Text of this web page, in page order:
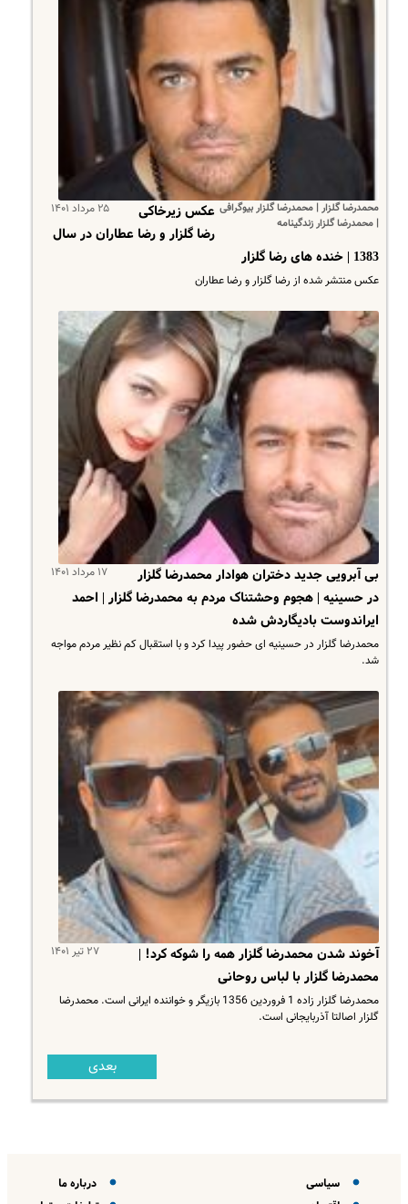
محمدرضا گلزار | محمدرضا گلزار بیوگرافی
| محمدرضا گلزار زندگینامه
۲۵ مرداد ۱۴۰۱
عکس زیرخاکی
رضا گلزار و رضا عطاران در سال
1383 | خنده های رضا گلزار
عکس منتشر شده از رضا گلزار و رضا عطاران
۱۷ مرداد ۱۴۰۱
بی آبرویی جدید دختران هوادار محمدرضا گلزار
در حسینیه | هجوم وحشتناک مردم به محمدرضا گلزار | احمد
ایراندوست بادیگاردش شده
محمدرضا گلزار در حسینیه ای حضور پیدا کرد و با استقبال کم نظیر مردم مواجه
شد.
۲۷ تیر ۱۴۰۱
آخوند شدن محمدرضا گلزار همه را شوکه کرد! |
محمدرضا گلزار با لباس روحانی
محمدرضا گلزار زاده 1 فروردین 1356 بازیگر و خواننده ایرانی است. محمدرضا
گلزار اصالتا آذربایجانی است.
بعدی
سیاسی
درباره ما